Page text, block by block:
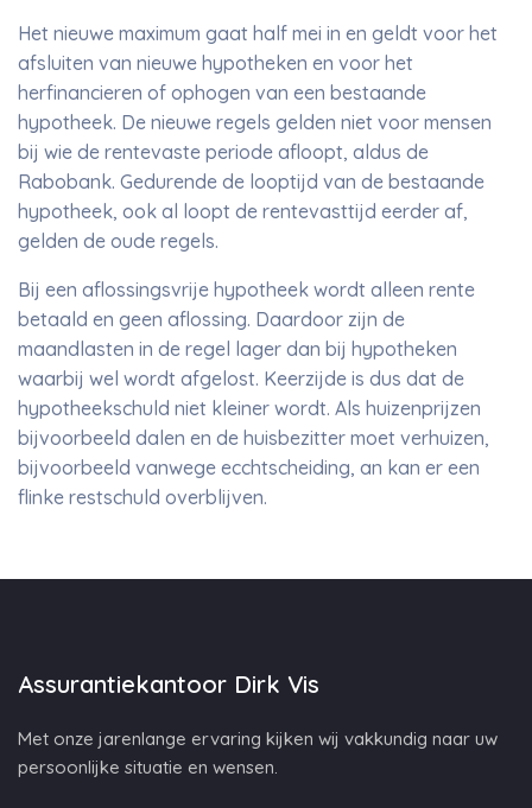
Het nieuwe maximum gaat half mei in en geldt voor het
afsluiten van nieuwe hypotheken en voor het
herfinancieren of ophogen van een bestaande
hypotheek. De nieuwe regels gelden niet voor mensen
bij wie de rentevaste periode afloopt, aldus de
Rabobank. Gedurende de looptijd van de bestaande
hypotheek, ook al loopt de rentevasttijd eerder af,
gelden de oude regels.
Bij een aflossingsvrije hypotheek wordt alleen rente
betaald en geen aflossing. Daardoor zijn de
maandlasten in de regel lager dan bij hypotheken
waarbij wel wordt afgelost. Keerzijde is dus dat de
hypotheekschuld niet kleiner wordt. Als huizenprijzen
bijvoorbeeld dalen en de huisbezitter moet verhuizen,
bijvoorbeeld vanwege ecchtscheiding, an kan er een
flinke restschuld overblijven.
Assurantiekantoor Dirk Vis
Met onze jarenlange ervaring kijken wij vakkundig naar uw
persoonlijke situatie en wensen.